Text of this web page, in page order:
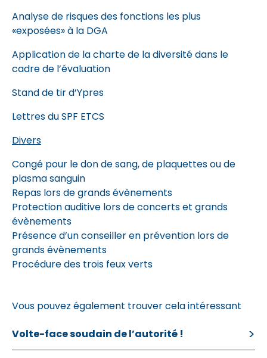
Analyse de risques des fonctions les plus
«exposées» à la DGA
Application de la charte de la diversité dans le
cadre de l’évaluation
Stand de tir d’Ypres
Lettres du SPF ETCS
Divers
Congé pour le don de sang, de plaquettes ou de
plasma sanguin
Repas lors de grands évènements
Protection auditive lors de concerts et grands
évènements
Présence d’un conseiller en prévention lors de
grands évènements
Procédure des trois feux verts
Vous pouvez également trouver cela intéressant
Volte-face soudain de l’autorité !